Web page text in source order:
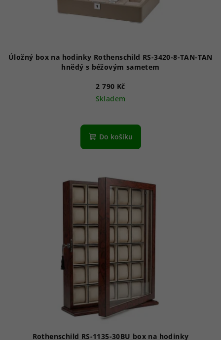
Úložný box na hodinky Rothenschild RS-3420-8-TAN-TAN
hnědý s béžovým sametem
2 790 Kč
Skladem
Do košíku
Rothenschild RS-1135-30BU box na hodinky